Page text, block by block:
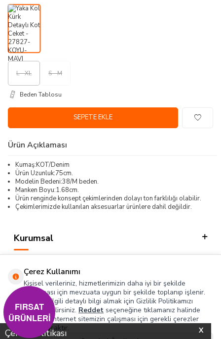
X
Çerez Politikası
L - XL S - M
Beden Tablosu
SEPETE EKLE
Ürün Açıklaması
Kumaş:KOT/Denim
Ürün Uzunluk:75cm.
Modelin Bedeni:38/M beden.
Manken Boyu:1.68cm.
Ürün renginde konsept çekimlerinden dolayı ton farklılığı olabilir.
Çekimlerimizde kullanılan aksesuarlar ürünlere dahil değildir.
Kurumsal
Hızlı Erişim
Sosyal
Adres & İletişim
Çerez Kullanımı
Kişisel verileriniz, hizmetlerimizin daha iyi bir şekilde
sunulması için mevzuata uygun bir şekilde toplanıp işlenir.
Konuyla ilgili detaylı bilgi almak için Gizlilik Politikamızı
inceleyebilirsiniz. Reddet seçeneğine tıklamanız halinde
yalnızca internet sitemizin çalışması için gerekli çerezler
kullanılacaktır.
FIRSAT
ÜRÜNLERİ